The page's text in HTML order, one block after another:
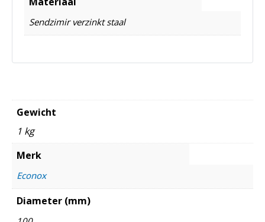
Sendzimir verzinkt staal
Gewicht
1 kg
Merk
Econox
Diameter (mm)